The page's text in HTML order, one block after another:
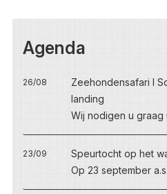
Agenda
26/08
Zeehondensafari I
landing
Wij nodigen u graag
23/09
Speurtocht op het
Op 23 september